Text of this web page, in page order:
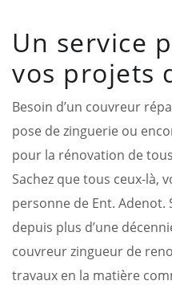
Un service
vos projets
Besoin d’un couvreur
pose de zinguerie ou
pour la rénovation de
Sachez que tous ceux-là,
personne de Ent. Adenot.
depuis plus d’une
couvreur zingueur de
travaux en la matière